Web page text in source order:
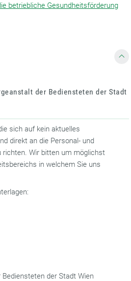
betriebliche Gesundheitsförderung
der Bediensteten der Stadt
sich auf kein aktuelles
direkt an die Personal- und
richten. Wir bitten um möglichst
in welchem Sie uns
der Stadt Wien